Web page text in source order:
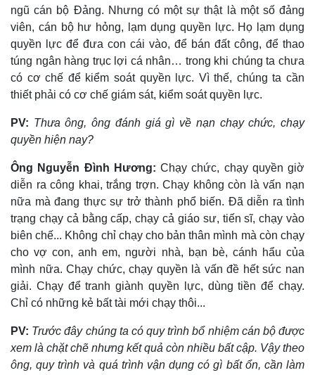
Kinh tế
Bất động sản
Khởi nghiệp
Thị trường
Giá vàng
Tiêu dùng
Tỷ giá
Chứng khoán
Giá cà phê
ngũ cán bộ Đảng. Nhưng có một sự thật là một số đảng
viên, cán bộ hư hỏng, lạm dụng quyền lực. Họ lạm dụng
quyền lực để đưa con cái vào, để bán đất công, để thao
túng ngân hàng trục lợi cá nhân… trong khi chúng ta chưa
có cơ chế để kiểm soát quyền lực. Vì thế, chúng ta cần
thiết phải có cơ chế giám sát, kiểm soát quyền lực.
PV: Thưa ông, ông đánh giá gì về nạn chạy chức, chạy
quyền hiện nay?
Ông Nguyễn Đình Hương: Chạy chức, chạy quyền giờ
diễn ra công khai, trắng trợn. Chạy không còn là vấn nạn
nữa mà đang thực sự trở thành phổ biến. Đã diễn ra tình
trạng chạy cả bằng cấp, chạy cả giáo sư, tiến sĩ, chạy vào
biên chế... Không chỉ chạy cho bản thân mình mà còn chạy
cho vợ con, anh em, người nhà, bạn bè, cánh hẩu của
mình nữa. Chạy chức, chạy quyền là vấn đề hết sức nan
giải. Chạy để tranh giành quyền lực, dùng tiền để chạy.
Chỉ có những kẻ bất tài mới chạy thôi...
PV: Trước đây chúng ta có quy trình bổ nhiệm cán bộ được
xem là chặt chẽ nhưng kết quả còn nhiều bất cập. Vậy theo
ông, quy trình và quá trình vận dụng có gì bất ổn, cần làm